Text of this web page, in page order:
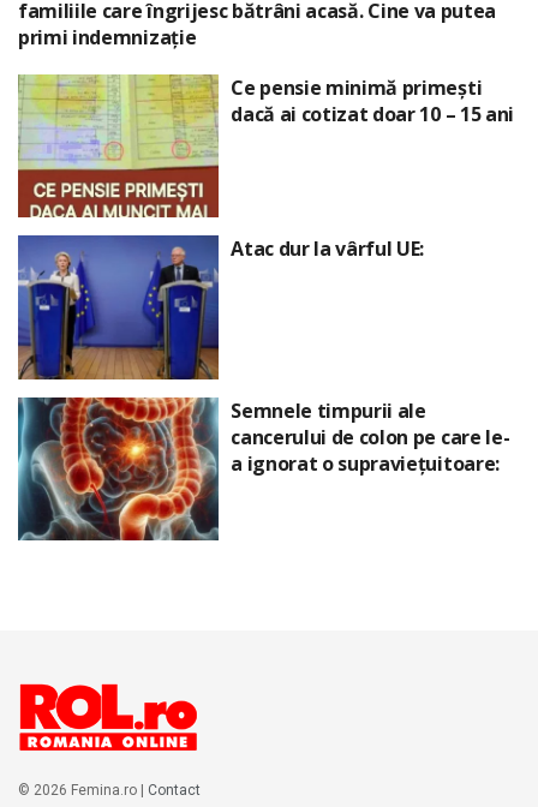
familiile care îngrijesc bătrâni acasă. Cine va putea
primi indemnizație
Ce pensie minimă primești
dacă ai cotizat doar 10 – 15 ani
Atac dur la vârful UE:
Semnele timpurii ale
cancerului de colon pe care le-
a ignorat o supraviețuitoare:
© 2026 Femina.ro | Contact